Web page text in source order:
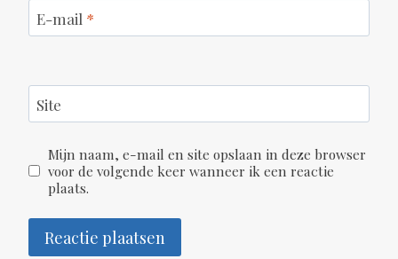
E-mail *
Site
Mijn naam, e-mail en site opslaan in deze browser
voor de volgende keer wanneer ik een reactie
plaats.